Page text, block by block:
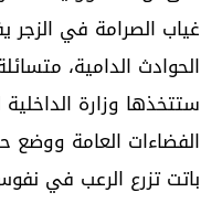
غياب الصرامة في الزجر
الحوادث الدامية،
ستتخذها وزارة
الفضاءات العامة ووضع
باتت تزرع الرعب في